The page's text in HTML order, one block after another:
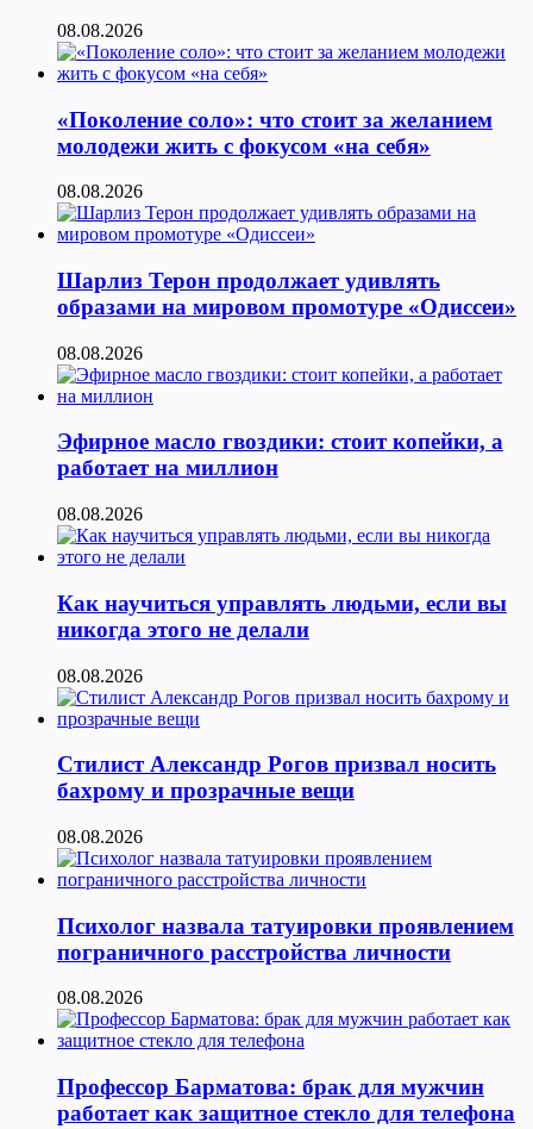
08.08.2026
«Поколение соло»: что стоит за желанием
молодежи жить с фокусом «на себя»
08.08.2026
Шарлиз Терон продолжает удивлять
образами на мировом промотуре «Одиссеи»
08.08.2026
Эфирное масло гвоздики: стоит копейки, а
работает на миллион
08.08.2026
Как научиться управлять людьми, если вы
никогда этого не делали
08.08.2026
Стилист Александр Рогов призвал носить
бахрому и прозрачные вещи
08.08.2026
Психолог назвала татуировки проявлением
пограничного расстройства личности
08.08.2026
Профессор Барматова: брак для мужчин
работает как защитное стекло для телефона